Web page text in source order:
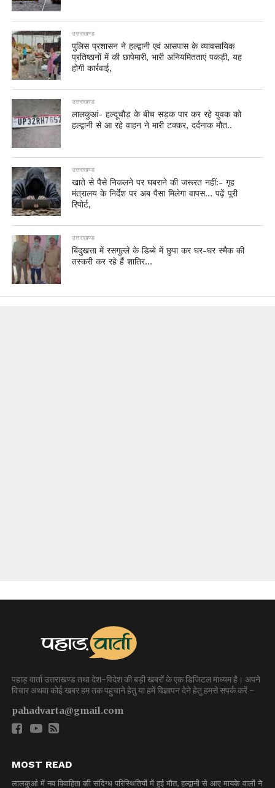
उत्तराखण्ड
पुलिस प्रशासन ने हल्द्वानी एवं आसपास के व्यावसायिक
प्रतिष्ठानों में की छापेमारी, भारी अनियमितताएं पकड़ी, यह
होगी कार्रवाई,
उत्तराखण्ड
लालकुआं- हल्दूचौड़ के बीच सड़क पार कर रहे युवक को
हल्द्वानी से आ रहे वाहन ने मारी टक्कर, दर्दनाक मौत..
उत्तराखण्ड
खाते से पैसे निकलने पर घबराने की जरूरत नहीं:- गृह
मंत्रालय के निर्देश पर अब पैसा मिलेगा वापस… पढ़ें पूरी
रिपोर्ट,
उत्तराखण्ड
बिंदुखत्ता में रसगुल्ले के डिब्बे में छुपा कर घर-घर स्मैक की
तस्करी कर रहे हैं शातिर…
पहाड़ वार्ता उत्तराखण्ड तथा देश-विदेश की बड़ी खबरों के एक डिजिटल माध्यम है। अपने
विचार अथवा कोई खबर हम तक पहुंचाने हेतु या हमें विज्ञापन देने हेतु हमसे संपर्क करें -
pahadvarta@gmail.com
MOST READ
लालकुआं में नव विवाहिता की संदिग्ध परिस्थितियों में हुई मौत, हल्द्वानी से आए मायके वालों ने